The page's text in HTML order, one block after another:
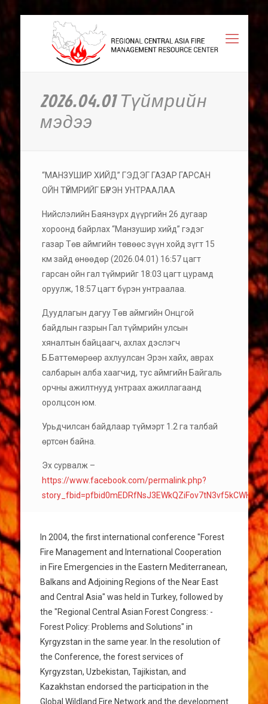
2026.04.01 Түймрийн
мэдээ
“МАНЗУШИР ХИЙД” ГЭДЭГ ГАЗАР ГАРСАН
ОЙН ТҮЙМРИЙГ БҮРЭН УНТРААЛАА
Нийслэлийн Баянзүрх дүүргийн 26 дугаар
хороонд байрлах “Манзушир хийд” гэдэг
газар Төв аймгийн төвөөс зүүн хойд зүгт 15
км зайд өнөөдөр (2026.04.01) 16:57 цагт
гарсан ойн гал түймрийг 18:03 цагт цурамд
оруулж, 18:57 цагт бүрэн унтраалаа.
Дуудлагын дагуу Төв аймгийн Онцгой
байдлын газрын Гал түймрийн улсын
хяналтын байцаагч, ахлах дэслэгч
Б.Баттөмөрөөр ахлуулсан Эрэн хайх, аврах
салбарын алба хаагчид, тус аймгийн Байгаль
орчны ажилтнууд унтраах ажиллагаанд
оролцсон юм.
Урьдчилсан байдлаар түймэрт 1.2 га талбай
өртсөн байна.
Эх сурвалж –
https://www.facebook.com/permalink.php?
In 2004, the first international conference "Forest
Fire Management and International Cooperation
in Fire Emergencies in the Eastern Mediterranean,
Balkans and Adjoining Regions of the Near East
and Central Asia" was held in Turkey, followed by
the "Regional Central Asian Forest Congress: -
Forest Policy: Problems and Solutions" in
Kyrgyzstan in the same year. In the resolution of
the Conference, the forest services of
Kyrgyzstan, Uzbekistan, Tajikistan, and
Kazakhstan endorsed the participation in the
Global Wildland Fire Network and the development